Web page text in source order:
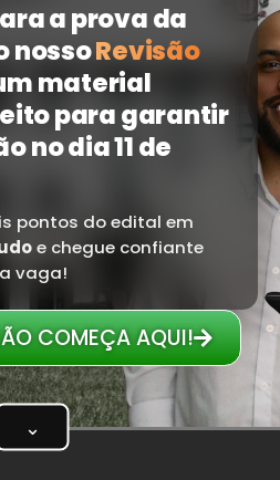
a prova da
nossoRevisão
material
para garantir
no dia 11 de
pontos do edital em
e chegue confiante
vaga!
COMEÇA AQUI!
⌄